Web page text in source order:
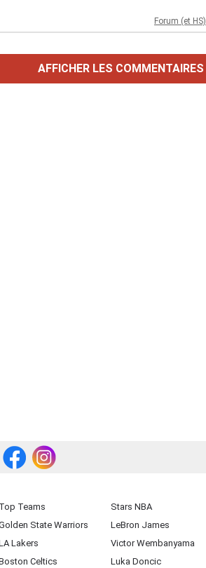
Forum (et HS)
AFFICHER LES COMMENTAIRES
Top Teams
State Warriors
Lakers
Celtics
Stars NBA
LeBron James
Victor Wembanyama
Luka Doncic